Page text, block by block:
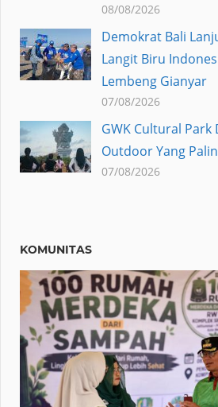
08/08/2026
Demokrat Bali
Langit Biru
Lembeng Gianyar
07/08/2026
GWK Cultural Park
Outdoor Yang
07/08/2026
KOMUNITAS